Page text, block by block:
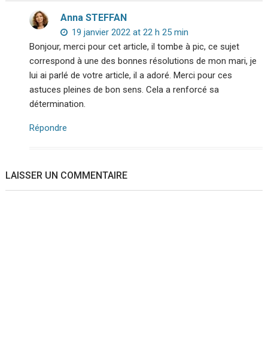
Anna STEFFAN
19 janvier 2022 at 22 h 25 min
Bonjour, merci pour cet article, il tombe à pic, ce sujet
correspond à une des bonnes résolutions de mon mari, je
lui ai parlé de votre article, il a adoré. Merci pour ces
astuces pleines de bon sens. Cela a renforcé sa
détermination.
Répondre
LAISSER UN COMMENTAIRE